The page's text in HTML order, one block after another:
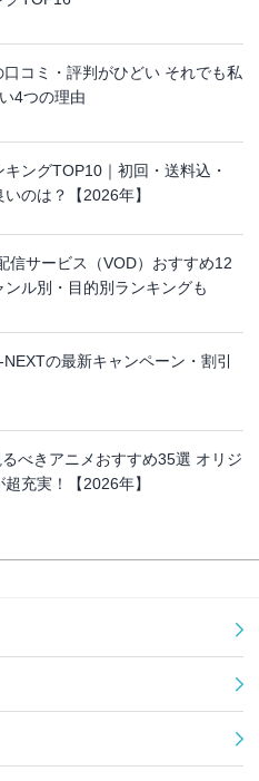
コミ・評判がひどい それでも私
4つの理由
ングTOP10｜初回・送料込・
のは？【2026年】
信サービス（VOD）おすすめ12
ル別・目的別ランキングも
NEXTの最新キャンペーン・割引
るべきアニメおすすめ35選 オリジ
充実！【2026年】